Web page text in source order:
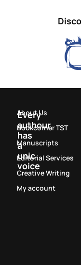
Every
authour
has
a
unic
voice
About Us
Bookcorner TST
Manuscripts
Editorial Services
Creative Writing
My account